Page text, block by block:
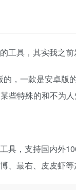
工具，其实我之
，一款是安卓版
些特殊的和不为
具，支持国内外
、最右、皮皮虾